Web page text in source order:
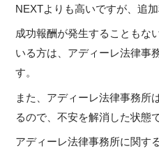
NEXTよりも高いですが、追
成功報酬が発生することもな
いる方は、アディーレ法律事
す。
また、アディーレ法律事務所
るので、不安を解消した状態
アディーレ法律事務所に関す